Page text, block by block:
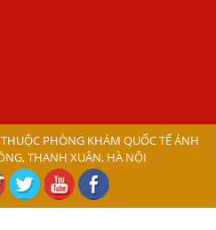
Nhiễm Bệnh Sán Chó Mèo
Bệnh Sán Chó Chớ Nên
PHÒNG KHÁM QUỐC TẾ ÁNH
THANH XUÂN, HÀ NỘI